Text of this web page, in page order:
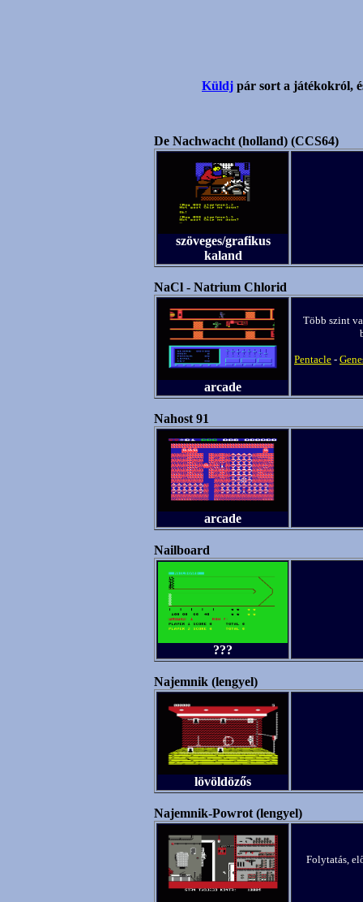
Küldj pár sort a játékokról,
De Nachwacht (holland) (CCS64)
szöveges/grafikus
kaland
NaCl - Natrium Chlorid
arcade
Több szint
Pentacle -
Nahost 91
arcade
Nailboard
???
Najemnik (lengyel)
lövöldözős
Najemnik-Powrot (lengyel)
Folytatás,